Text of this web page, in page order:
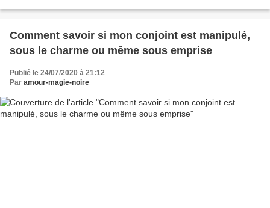
Comment savoir si mon conjoint est manipulé,
sous le charme ou même sous emprise
Publié le 24/07/2020 à 21:12
Par amour-magie-noire